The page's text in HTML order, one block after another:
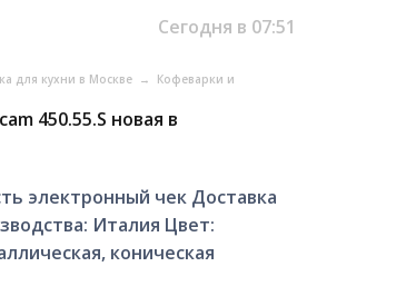
Сегодня в 07:51
для кухни в Москве → Кофеварки и
450.55.S новая в
электронный чек Доставка
Италия Цвет:
коническая